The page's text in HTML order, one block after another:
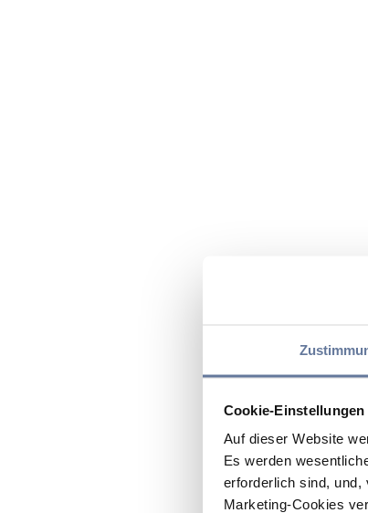
Cookie-Einstellungen
Auf dieser Website
Es werden
erforderlich sind, und,
Marketing-Cookies